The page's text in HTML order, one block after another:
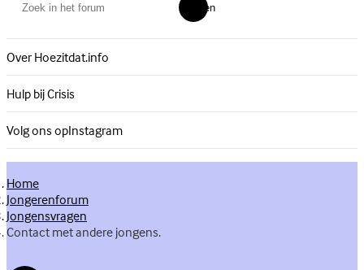
Zoeken
Over Hoezitdat.info
Hulp bij Crisis
Volg ons opInstagram
Home
Jongerenforum
Jongensvragen
Contact met andere jongens.